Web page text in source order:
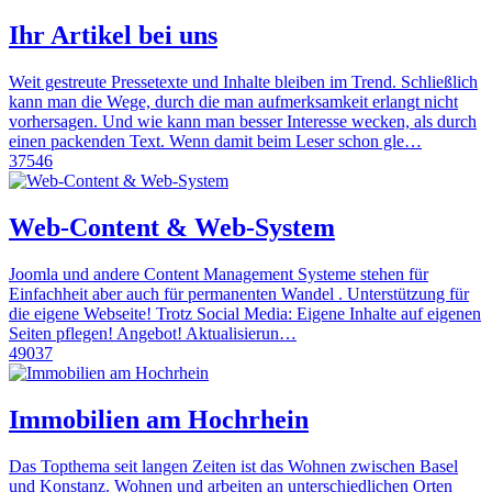
Ihr Artikel bei uns
Weit gestreute Pressetexte und Inhalte bleiben im Trend. Schließlich
kann man die Wege, durch die man aufmerksamkeit erlangt nicht
vorhersagen. Und wie kann man besser Interesse wecken, als durch
einen packenden Text. Wenn damit beim Leser schon gle…
37546
Web-Content & Web-System
Joomla und andere Content Management Systeme stehen für
Einfachheit aber auch für permanenten Wandel . Unterstützung für
die eigene Webseite! Trotz Social Media: Eigene Inhalte auf eigenen
Seiten pflegen! Angebot! Aktualisierun…
49037
Immobilien am Hochrhein
Das Topthema seit langen Zeiten ist das Wohnen zwischen Basel
und Konstanz. Wohnen und arbeiten an unterschiedlichen Orten